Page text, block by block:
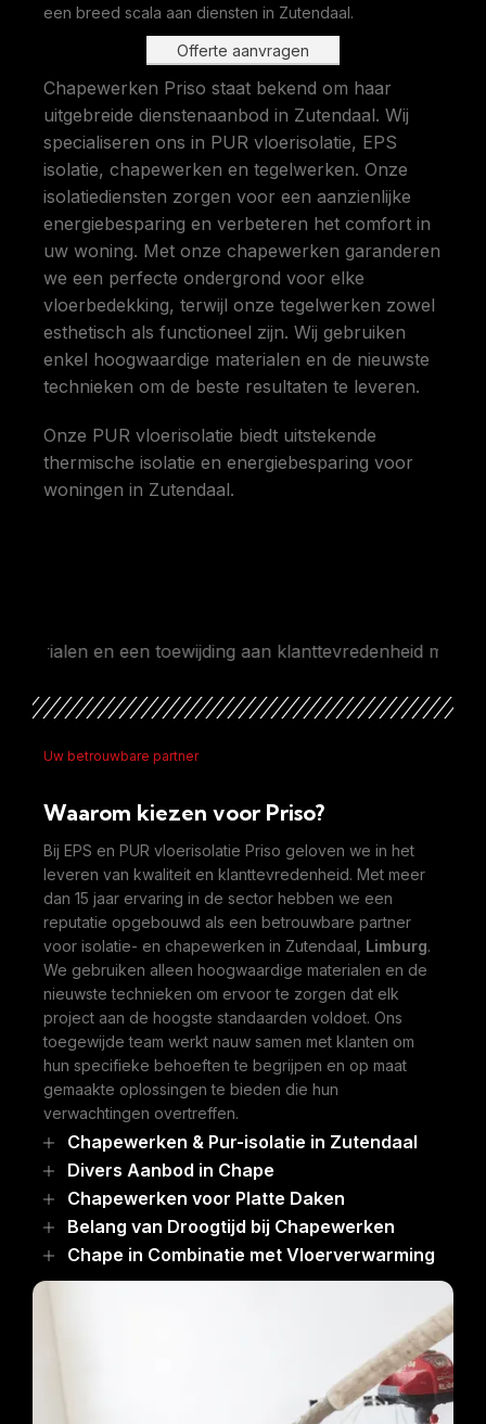
een breed scala aan diensten in Zutendaal.
Offerte aanvragen
Chapewerken Priso staat bekend om haar
uitgebreide dienstenaanbod in Zutendaal. Wij
specialiseren ons in PUR vloerisolatie, EPS
isolatie, chapewerken en tegelwerken. Onze
isolatiediensten zorgen voor een aanzienlijke
energiebesparing en verbeteren het comfort in
uw woning. Met onze chapewerken garanderen
we een perfecte ondergrond voor elke
vloerbedekking, terwijl onze tegelwerken zowel
esthetisch als functioneel zijn. Wij gebruiken
enkel hoogwaardige materialen en de nieuwste
technieken om de beste resultaten te leveren.
Onze PUR vloerisolatie biedt uitstekende
thermische isolatie en energiebesparing voor
woningen in Zutendaal.
en een toewijding aan klanttevredenheid maken ons
Uw betrouwbare partner
Waarom kiezen voor Priso?
Bij EPS en PUR vloerisolatie Priso geloven we in het
leveren van kwaliteit en klanttevredenheid. Met meer
dan 15 jaar ervaring in de sector hebben we een
reputatie opgebouwd als een betrouwbare partner
voor isolatie- en chapewerken in Zutendaal, Limburg.
We gebruiken alleen hoogwaardige materialen en de
nieuwste technieken om ervoor te zorgen dat elk
project aan de hoogste standaarden voldoet. Ons
toegewijde team werkt nauw samen met klanten om
hun specifieke behoeften te begrijpen en op maat
gemaakte oplossingen te bieden die hun
verwachtingen overtreffen.
Chapewerken & Pur-isolatie in Zutendaal
Divers Aanbod in Chape
Chapewerken voor Platte Daken
Belang van Droogtijd bij Chapewerken
Chape in Combinatie met Vloerverwarming